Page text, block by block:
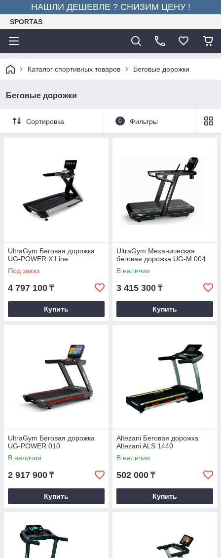
НАШЛИ ДЕШЕВЛЕ ? СНИЗИМ ЦЕНУ !
SPORTAS
Каталог спортивных товаров Беговые дорожки
Беговые дорожки
Сортировка 0 Фильтры
UltraGym Беговая дорожка
UG-POWER X Line
Под заказ
4 797 100 ₸
Купить
UltraGym Механическая
беговая дорожка UG-M 004
В наличии
3 415 300 ₸
Купить
UltraGym Беговая дорожка
UG-POWER 010
В наличии
2 917 900 ₸
Купить
Altezani Беговая дорожка
Altezani ALS 1440
В наличии
502 000 ₸
Купить